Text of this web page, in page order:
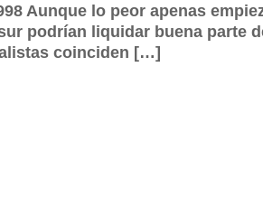
Aunque lo peor apenas
podrían liquidar buena parte
coinciden […]